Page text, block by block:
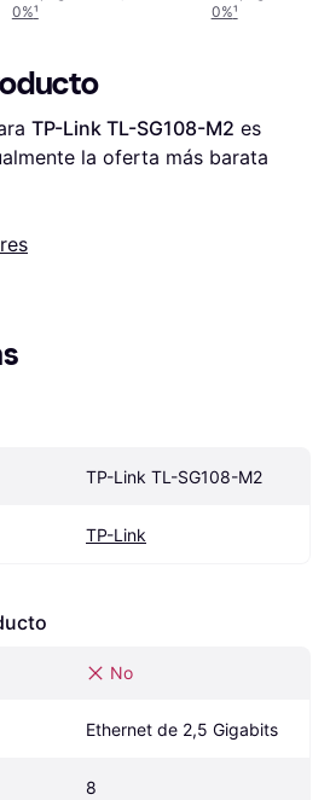
0%¹
0%¹
TP-Link TL-SG108-M2
la oferta más barata
TP-Link TL-SG108-M2
TP-Link
No
Ethernet de 2,5 Gigabits
8